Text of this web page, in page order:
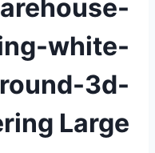
white-
3d-
Large